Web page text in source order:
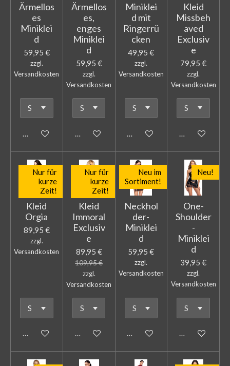
Ärmellos
es
Miniklei
d
59,95 €
zzgl.
Versandkosten
In den Warenkorb
Ärmellos
es,
enges
Miniklei
d
59,95 €
zzgl.
Versandkosten
In den Warenkorb
Miniklei
d mit
Ringerrü
cken
49,95 €
zzgl.
Versandkosten
In den Warenkorb
Kleid
Missbeh
aved
Exclusiv
e
79,95 €
zzgl.
Versandkosten
In den
Nur für
kurze
Zeit!
Kleid
Orgia
89,95 €
zzgl.
Versandkosten
In den Warenkorb
Nur für
kurze
Zeit!
Kleid
Immoral
Exclusiv
e
89,95 €
109,95 €
zzgl.
Versandkosten
In den Warenkorb
Neu im
Sortiment!
Neckhol
der-
Miniklei
d
59,95 €
zzgl.
Versandkosten
In den Warenkorb
Neu!
One-
Shoulder
-
Miniklei
d
39,95 €
zzgl.
Versandkosten
In den